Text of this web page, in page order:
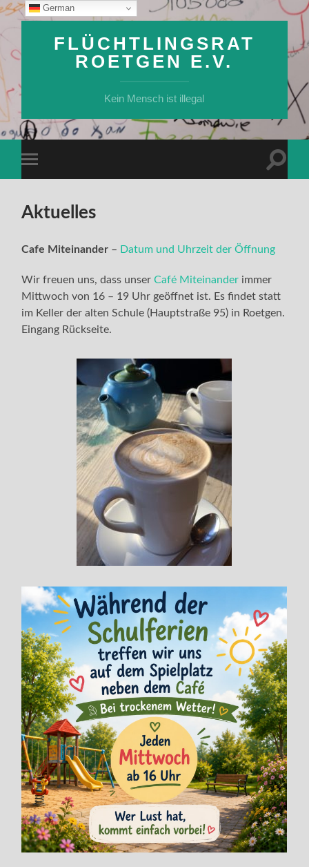
FLÜCHTLINGSRAT
ROETGEN E.V.
Kein Mensch ist illegal
Menü
Aktuelles
Cafe Miteinander – Datum und Uhrzeit der Öffnung
Wir freuen uns, dass unserCafé Miteinander immer
Mittwoch von 16 – 19 Uhr geöffnet ist. Es findet statt
im Keller der alten Schule (Hauptstraße 95) in Roetgen.
Eingang Rückseite.
German